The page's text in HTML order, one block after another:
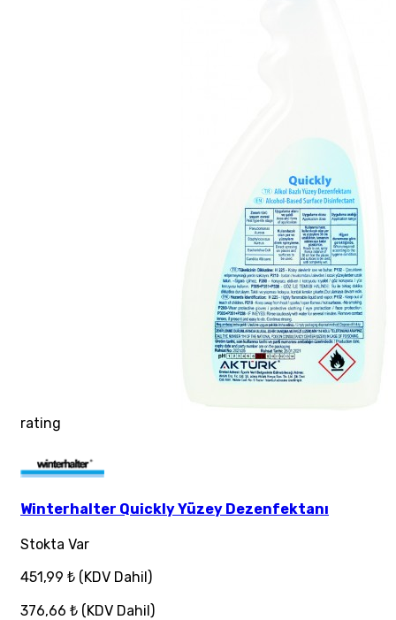
rating
Winterhalter Quickly Yüzey Dezenfektanı
Stokta Var
451,99 ₺ (KDV Dahil)
376,66 ₺ (KDV Dahil)